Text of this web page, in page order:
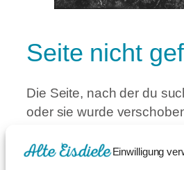
Einwilligung
Seite nicht
Die Seite, nach der du
oder sie wurde
S